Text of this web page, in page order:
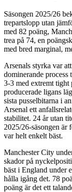
Säsongen 2025/26
trepartslopp utan
med 82 poäng,
trea på 74, en
med bred marginal,
Arsenals styrka var
dominerande
3-3 med extremt tight
producerade ligans
sista pusselbitarna i
Arsenal ett
stabilitet. 24 år utan
2025/26-säsongen
var helt enkelt bäst.
Manchester City
skador på
bäst i England under
hålla igång det. 78
poäng är det ett